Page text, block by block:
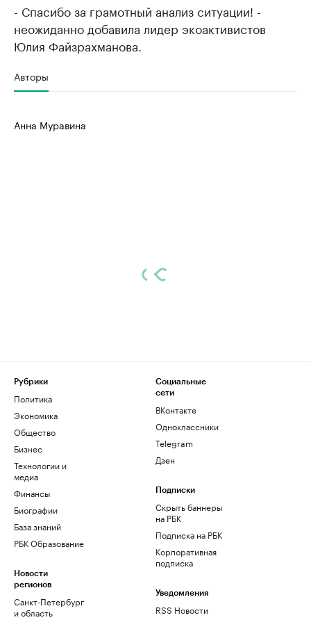
- Спасибо за грамотный анализ ситуации! -
неожиданно добавила лидер экоактивистов
Юлия Файзрахманова.
Авторы
Анна Муравина
Рубрики
Политика
Экономика
Общество
Бизнес
Технологии и
медиа
Финансы
Биографии
База знаний
РБК Образование
Новости
регионов
Санкт-Петербург
и область
Социальные
сети
ВКонтакте
Одноклассники
Telegram
Дзен
Подписки
Скрыть баннеры
на РБК
Подписка на РБК
Корпоративная
подписка
Уведомления
RSS Новости